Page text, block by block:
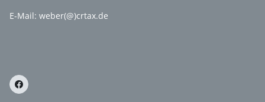
E-Mail: weber(@)crtax.de